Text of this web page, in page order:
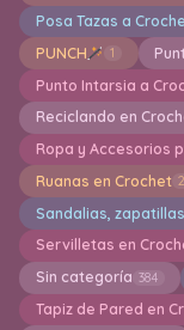
Posa Tazas a
PUNCH 1
Punto Intarsia a
Reciclando en
Ropa y Accesorios
Ruanas en Crochet 2
Sandalias,
Servilletas en
Sin categoría 384
Tapiz de Pared en